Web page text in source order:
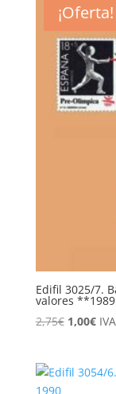
¡Oferta!
Edifil 3025/7.
valores **1989
2,75€ El
era:
1,00€El
es: